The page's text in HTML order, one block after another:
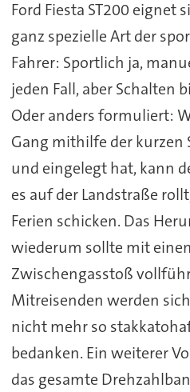
Ford Fiesta ST200 eignet
ganz spezielle Art der
Fahrer: Sportlich ja,
jeden Fall, aber Schalten
Oder anders formuliert:
Gang mithilfe der kurzen
und eingelegt hat, kann
es auf der Landstraße
Ferien schicken. Das
wiederum sollte mit
Zwischengasstoß
Mitreisenden werden
nicht mehr so
bedanken. Ein weiterer
das gesamte